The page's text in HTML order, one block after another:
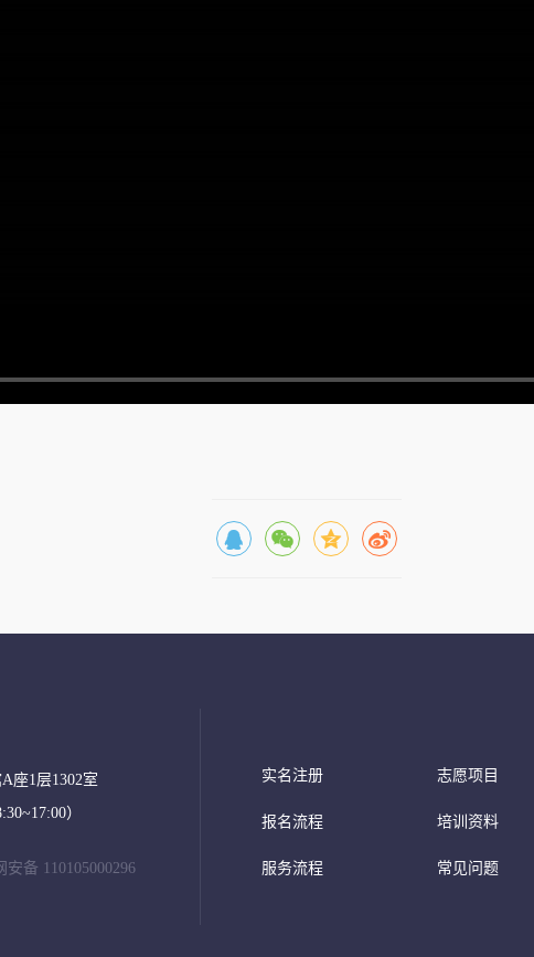
座1层1302室
）
安备 110105000296
实名注册 志愿项目
报名流程 培训资料
服务流程
常见问题